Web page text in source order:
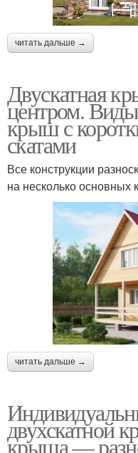
читать дальше →
Двускатная
центром.
крыш с
скатами
Все конструкции
на несколько основных
читать дальше →
двухскатной
крыша —